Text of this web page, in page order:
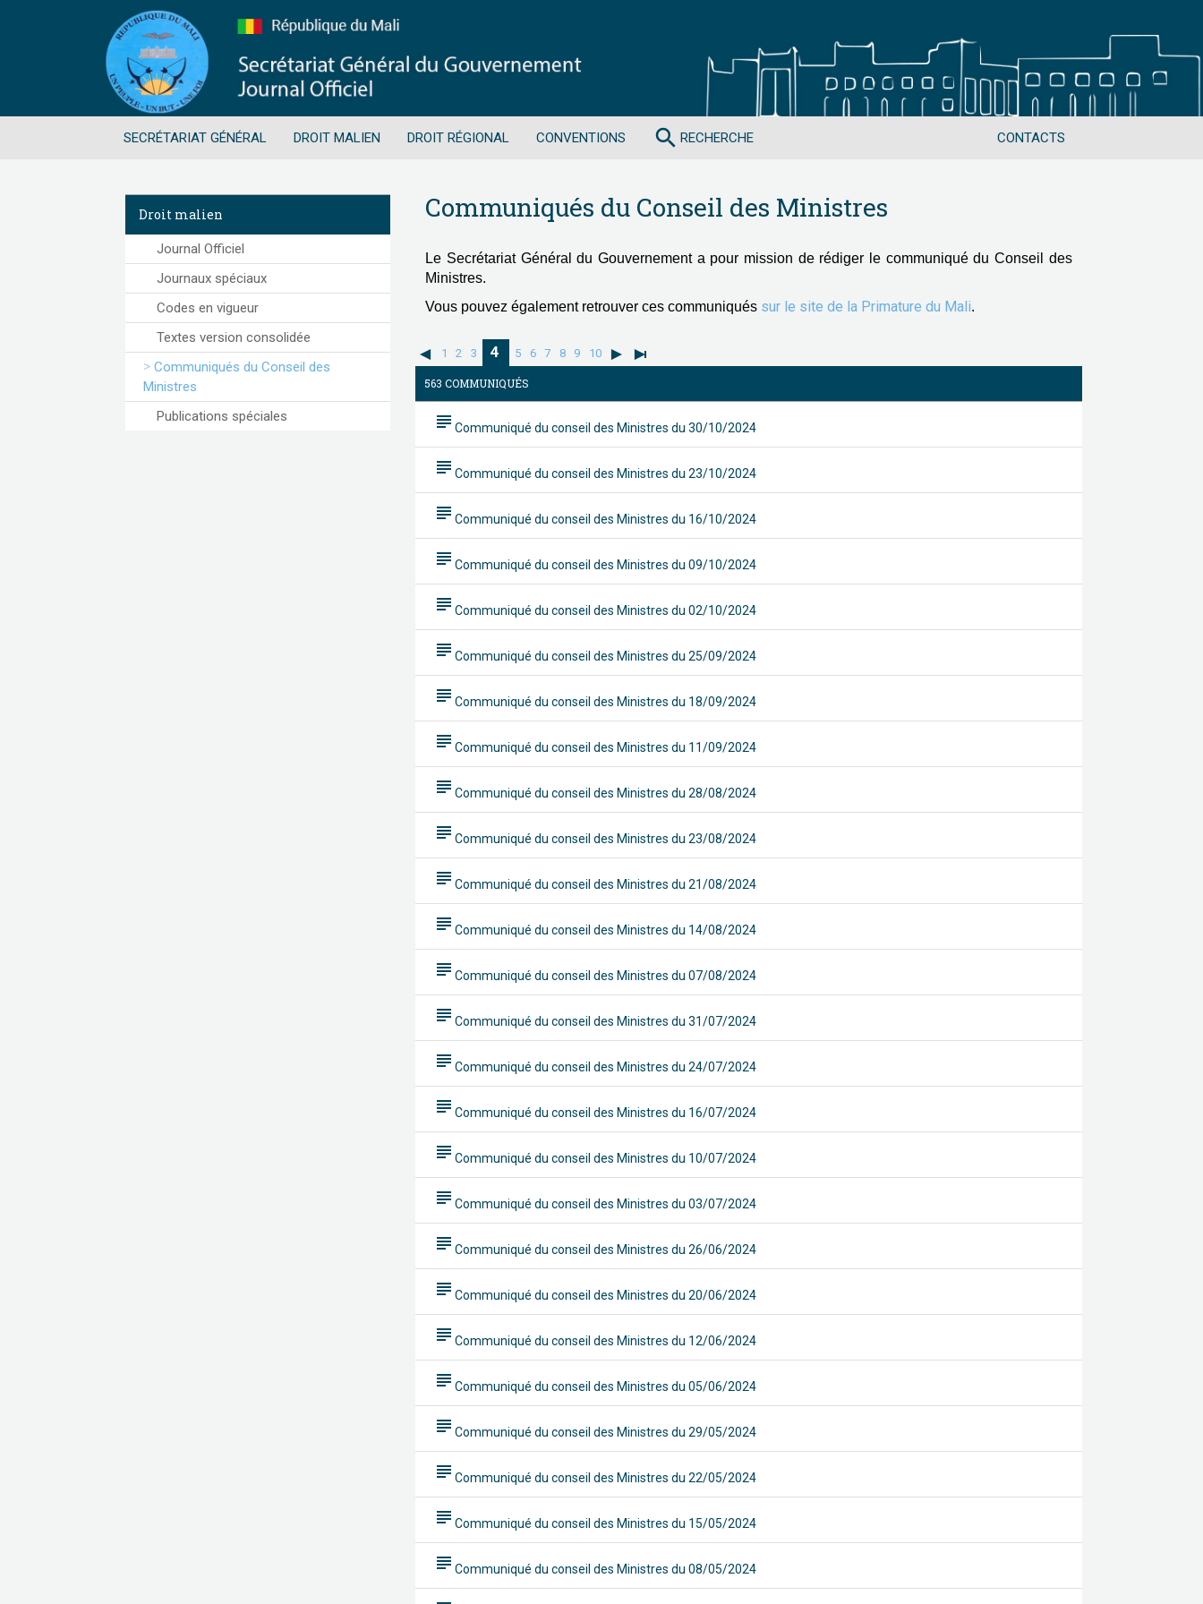
SECRÉTARIAT GÉNÉRAL DROIT MALIEN DROIT RÉGIONAL CONVENTIONS CONTACTS
search RECHERCHE
Droit malien
Journal Officiel
Journaux spéciaux
Codes en vigueur
Textes version consolidée
Communiqués du Conseil des
Ministres
Publications spéciales
Communiqués du Conseil des Ministres
Le Secrétariat Général du Gouvernement a pour mission de rédiger le communiqué du Conseil des
Ministres.
Vous pouvez également retrouver ces communiqués sur le site de la Primature du Mali.
1 2 3 4 5 6 7 8 9 10
563 COMMUNIQUÉS
subject Communiqué du conseil des Ministres du 30/10/2024
subject Communiqué du conseil des Ministres du 23/10/2024
subject Communiqué du conseil des Ministres du 16/10/2024
subject Communiqué du conseil des Ministres du 09/10/2024
subject Communiqué du conseil des Ministres du 02/10/2024
subject Communiqué du conseil des Ministres du 25/09/2024
subject Communiqué du conseil des Ministres du 18/09/2024
subject Communiqué du conseil des Ministres du 11/09/2024
subject Communiqué du conseil des Ministres du 28/08/2024
subject Communiqué du conseil des Ministres du 23/08/2024
subject Communiqué du conseil des Ministres du 21/08/2024
subject Communiqué du conseil des Ministres du 14/08/2024
subject Communiqué du conseil des Ministres du 07/08/2024
subject Communiqué du conseil des Ministres du 31/07/2024
subject Communiqué du conseil des Ministres du 24/07/2024
subject Communiqué du conseil des Ministres du 16/07/2024
subject Communiqué du conseil des Ministres du 10/07/2024
subject Communiqué du conseil des Ministres du 03/07/2024
subject Communiqué du conseil des Ministres du 26/06/2024
subject Communiqué du conseil des Ministres du 20/06/2024
subject Communiqué du conseil des Ministres du 12/06/2024
subject Communiqué du conseil des Ministres du 05/06/2024
subject Communiqué du conseil des Ministres du 29/05/2024
subject Communiqué du conseil des Ministres du 22/05/2024
subject Communiqué du conseil des Ministres du 15/05/2024
subject Communiqué du conseil des Ministres du 08/05/2024